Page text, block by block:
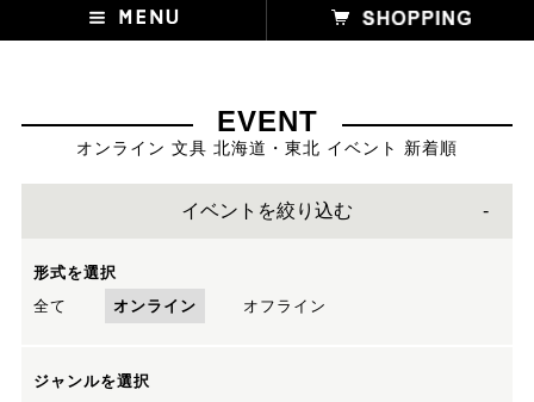
EVENT
オンライン 文具 北海道・東北 イベント 新着順
イベントを絞り込む
形式を選択
全て
オンライン オフライン
ジャンルを選択